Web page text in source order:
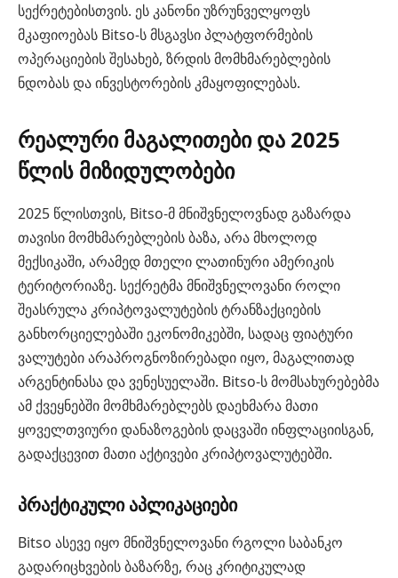
სექრეტებისთვის. ეს კანონი უზრუნველყოფს
მკაფიოებას Bitso-ს მსგავსი პლატფორმების
ოპერაციების შესახებ, ზრდის მომხმარებლების
ნდობას და ინვესტორების კმაყოფილებას.
რეალური მაგალითები და 2025
წლის მიზიდულობები
2025 წლისთვის, Bitso-მ მნიშვნელოვნად გაზარდა
თავისი მომხმარებლების ბაზა, არა მხოლოდ
მექსიკაში, არამედ მთელი ლათინური ამერიკის
ტერიტორიაზე. სექრეტმა მნიშვნელოვანი როლი
შეასრულა კრიპტოვალუტების ტრანზაქციების
განხორციელებაში ეკონომიკებში, სადაც ფიატური
ვალუტები არაპროგნოზირებადი იყო, მაგალითად
არგენტინასა და ვენესუელაში. Bitso-ს მომსახურებებმა
ამ ქვეყნებში მომხმარებლებს დაეხმარა მათი
ყოველთვიური დანაზოგების დაცვაში ინფლაციისგან,
გადაქცევით მათი აქტივები კრიპტოვალუტებში.
პრაქტიკული აპლიკაციები
Bitso ასევე იყო მნიშვნელოვანი რგოლი საბანკო
გადარიცხვების ბაზარზე, რაც კრიტიკულად